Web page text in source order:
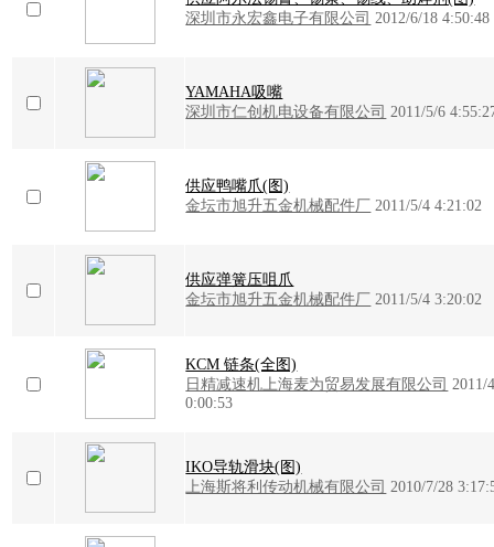
深圳市永宏鑫电子有限公司 2012/6/18 4:50:48
YAMAHA吸嘴
深圳市仁创机电设备有限公司
2011/5/6
供应鸭嘴爪(图)
金坛市旭升五金机械配件厂 2011/5/4 4:21:02
供应弹簧压咀爪
金坛市旭升五金机械配件厂 2011/5/4 3:20:02
KCM 链条(全图)
日精减速机上海麦为贸易发展有限公司 2011/
0:00:53
IKO导轨滑块(图)
上海斯将利传动机械有限公司
2010/7/28